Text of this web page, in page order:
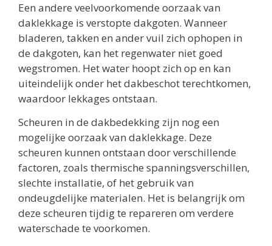
Een andere veelvoorkomende oorzaak van
daklekkage is verstopte dakgoten. Wanneer
bladeren, takken en ander vuil zich ophopen in
de dakgoten, kan het regenwater niet goed
wegstromen. Het water hoopt zich op en kan
uiteindelijk onder het dakbeschot terechtkomen,
waardoor lekkages ontstaan.
Scheuren in de dakbedekking zijn nog een
mogelijke oorzaak van daklekkage. Deze
scheuren kunnen ontstaan door verschillende
factoren, zoals thermische spanningsverschillen,
slechte installatie, of het gebruik van
ondeugdelijke materialen. Het is belangrijk om
deze scheuren tijdig te repareren om verdere
waterschade te voorkomen.